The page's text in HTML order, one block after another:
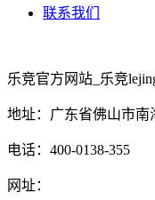
联系我们
乐竞官方网站_乐竞
地址：广东省佛山市南
电话：400-0138-355
网址：